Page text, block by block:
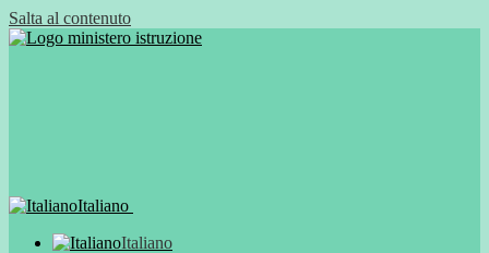
Salta al contenuto
Italiano
Italiano